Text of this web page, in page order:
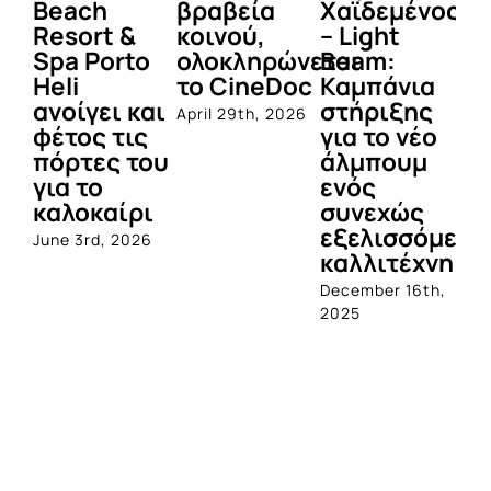
Beach
Resort &
Spa Porto
Heli
ανοίγει και
φέτος τις
πόρτες του
για το
καλοκαίρι
June 3rd, 2026
βραβεία
κοινού,
ολοκληρώνεται
το CineDoc
April 29th, 2026
Χαϊδεμένος
– Light
Beam:
Καμπάνια
στήριξης
για το νέο
άλμπουμ
ενός
συνεχώς
καλλιτέχνη
December 16th,
2025